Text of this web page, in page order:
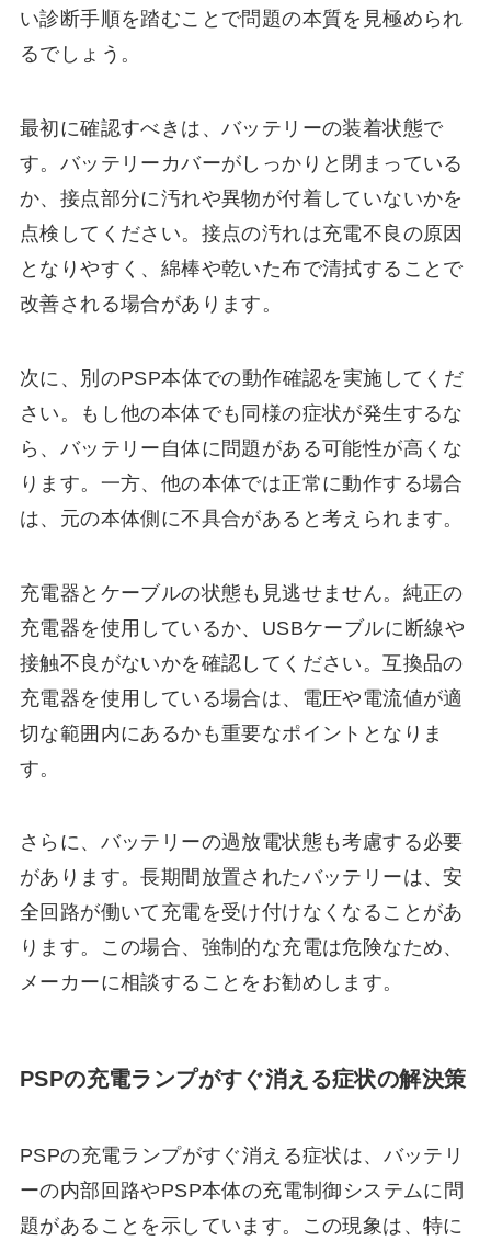
い診断手順を踏むことで問題の本質を見極められ
るでしょう。
最初に確認すべきは、バッテリーの装着状態で
す。バッテリーカバーがしっかりと閉まっている
か、接点部分に汚れや異物が付着していないかを
点検してください。接点の汚れは充電不良の原因
となりやすく、綿棒や乾いた布で清拭することで
改善される場合があります。
次に、別のPSP本体での動作確認を実施してくだ
さい。もし他の本体でも同様の症状が発生するな
ら、バッテリー自体に問題がある可能性が高くな
ります。一方、他の本体では正常に動作する場合
は、元の本体側に不具合があると考えられます。
充電器とケーブルの状態も見逃せません。純正の
充電器を使用しているか、USBケーブルに断線や
接触不良がないかを確認してください。互換品の
充電器を使用している場合は、電圧や電流値が適
切な範囲内にあるかも重要なポイントとなりま
す。
さらに、バッテリーの過放電状態も考慮する必要
があります。長期間放置されたバッテリーは、安
全回路が働いて充電を受け付けなくなることがあ
ります。この場合、強制的な充電は危険なため、
メーカーに相談することをお勧めします。
PSPの充電ランプがすぐ消える症状の解決策
PSPの充電ランプがすぐ消える症状は、バッテリ
ーの内部回路やPSP本体の充電制御システムに問
題があることを示しています。この現象は、特に